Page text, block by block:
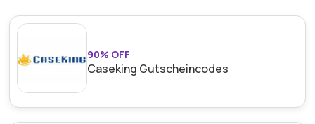
90% OFF
Caseking Gutscheincodes